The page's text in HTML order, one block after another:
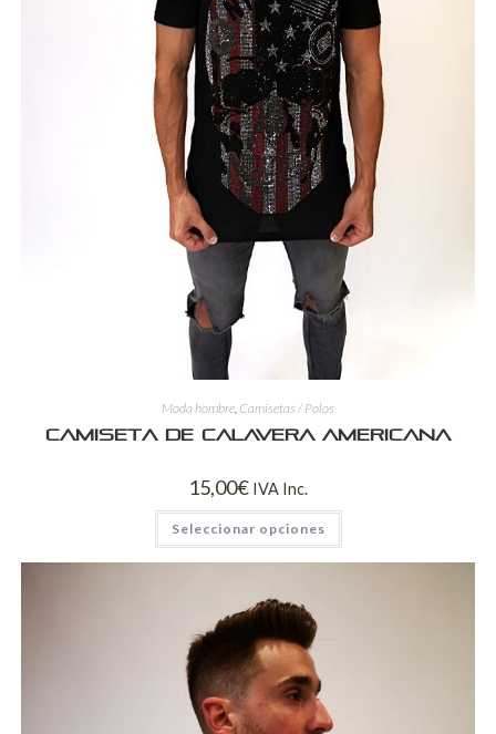
Moda hombre, Camisetas / Polos
Camiseta de calavera americana
15,00€ IVA Inc.
Seleccionar opciones